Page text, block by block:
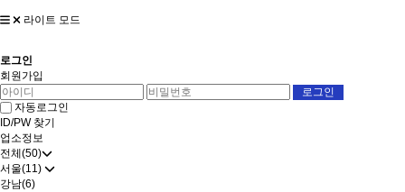
라이트 모드
로그인
회원가입
자동로그인
ID/PW 찾기
업소정보
전체(50)
서울(11)
강남(6)